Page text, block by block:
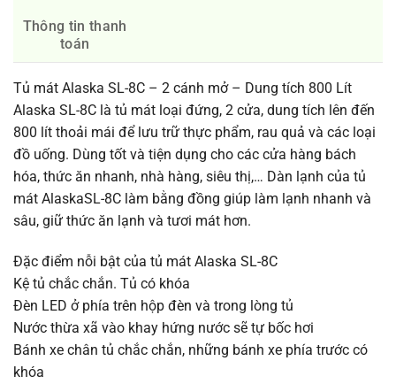
Thông tin thanh
toán
Tủ mát Alaska SL-8C – 2 cánh mở – Dung tích 800 Lít
Alaska SL-8C là tủ mát loại đứng, 2 cửa, dung tích lên đến
800 lít thoải mái để lưu trữ thực phẩm, rau quả và các loại
đồ uống. Dùng tốt và tiện dụng cho các cửa hàng bách
hóa, thức ăn nhanh, nhà hàng, siêu thị,… Dàn lạnh của tủ
mát AlaskaSL-8C làm bằng đồng giúp làm lạnh nhanh và
sâu, giữ thức ăn lạnh và tươi mát hơn.
Đặc điểm nỗi bật của tủ mát Alaska SL-8C
Kệ tủ chắc chắn. Tủ có khóa
Đèn LED ở phía trên hộp đèn và trong lòng tủ
Nước thừa xã vào khay hứng nước sẽ tự bốc hơi
Bánh xe chân tủ chắc chắn, những bánh xe phía trước có
khóa